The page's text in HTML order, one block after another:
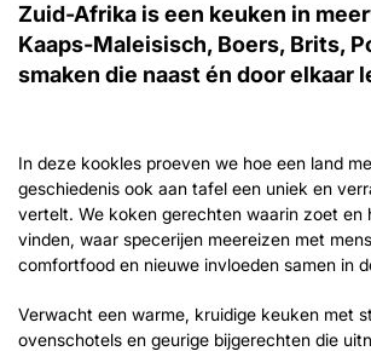
Zuid-Afrika is een keuken in
Kaaps‑Maleisisch, Boers, Brits,
smaken die naast én door elkaar
In deze kookles proeven we hoe een land
geschiedenis ook aan tafel een uniek en
vertelt. We koken gerechten waarin zoet en
vinden, waar specerijen meereizen met
comfortfood en nieuwe invloeden samen in
Verwacht een warme, kruidige keuken met
ovenschotels en geurige bijgerechten die